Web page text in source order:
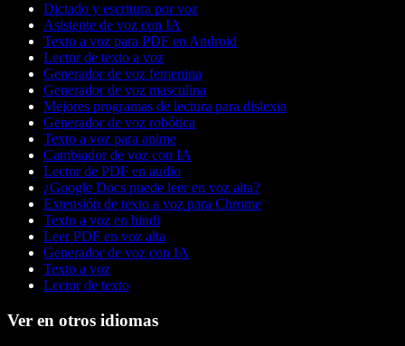
Dictado y escritura por voz
Asistente de voz con IA
Texto a voz para PDF en Android
Lector de texto a voz
Generador de voz femenina
Generador de voz masculina
Mejores programas de lectura para dislexia
Generador de voz robótica
Texto a voz para anime
Cambiador de voz con IA
Lector de PDF en audio
¿Google Docs puede leer en voz alta?
Extensión de texto a voz para Chrome
Texto a voz en hindi
Leer PDF en voz alta
Generador de voz con IA
Texto a voz
Lector de texto
Ver en otros idiomas